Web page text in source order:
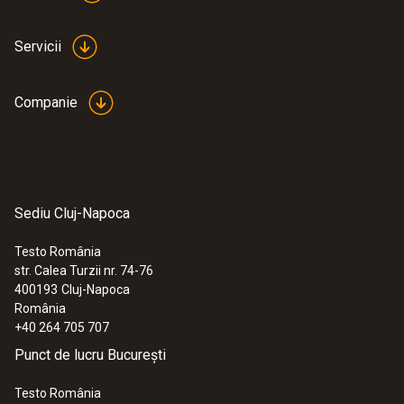
Servicii
Companie
Sediu Cluj-Napoca
Testo România
str. Calea Turzii nr. 74-76
400193 Cluj-Napoca
România
+40 264 705 707
Punct de lucru București
Testo România